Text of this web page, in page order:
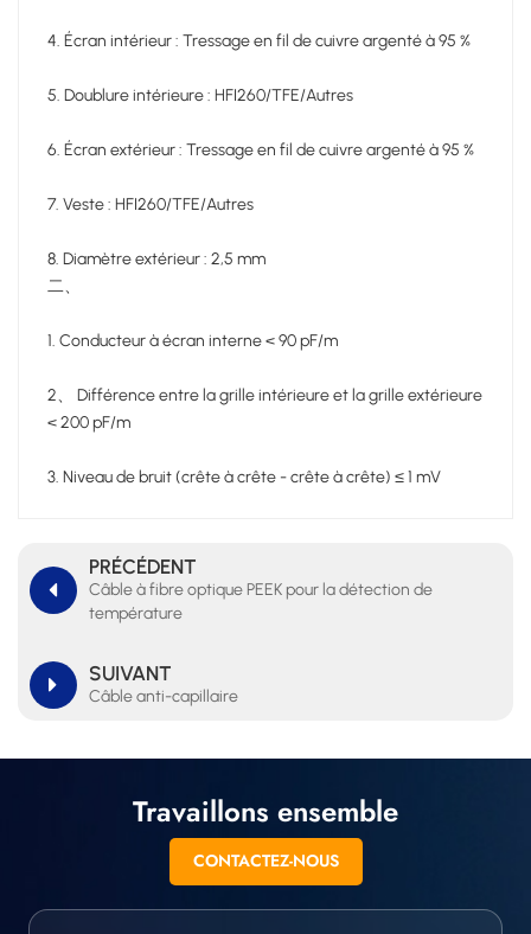
4. Écran intérieur : Tressage en fil de cuivre argenté à 95 %
5. Doublure intérieure : HFI260/TFE/Autres
6. Écran extérieur : Tressage en fil de cuivre argenté à 95 %
7. Veste : HFI260/TFE/Autres
8. Diamètre extérieur : 2,5 mm
二、
1. Conducteur à écran interne < 90 pF/m
2、 Différence entre la grille intérieure et la grille extérieure
< 200 pF/m
3. Niveau de bruit (crête à crête - crête à crête) ≤ 1 mV
PRÉCÉDENT
Câble à fibre optique PEEK pour la détection de
température
SUIVANT
Câble anti-capillaire
Travaillons ensemble
CONTACTEZ-NOUS